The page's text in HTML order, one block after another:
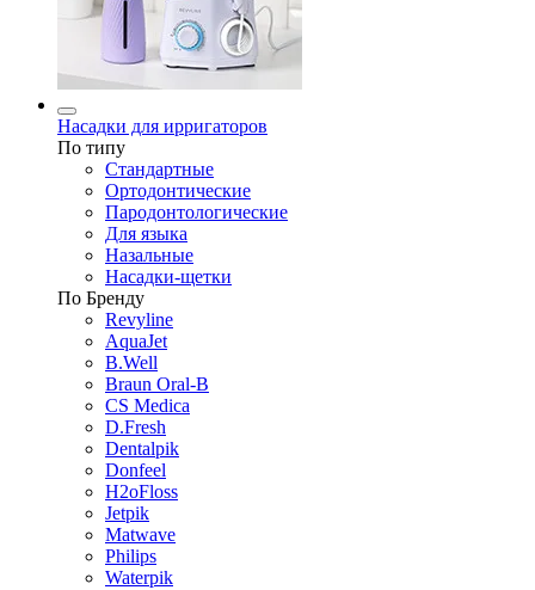
Насадки для ирригаторов
По типу
Стандартные
Ортодонтические
Пародонтологические
Для языка
Назальные
Насадки-щетки
По Бренду
Revyline
AquaJet
B.Well
Braun Oral-B
CS Medica
D.Fresh
Dentalpik
Donfeel
H2oFloss
Jetpik
Matwave
Philips
Waterpik